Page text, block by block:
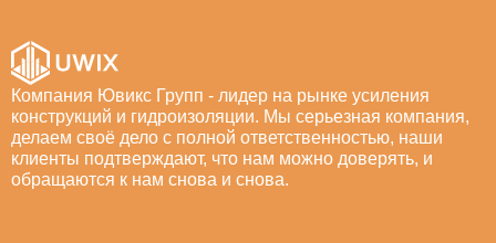
Компания Ювикс Групп - лидер на рынке усиления
конструкций и гидроизоляции. Мы серьезная компания,
делаем своё дело с полной ответственностью, наши
клиенты подтверждают, что нам можно доверять, и
обращаются к нам снова и снова.